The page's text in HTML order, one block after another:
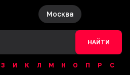
Москва
НАЙТИ
З И К Л М Н О П Р
С